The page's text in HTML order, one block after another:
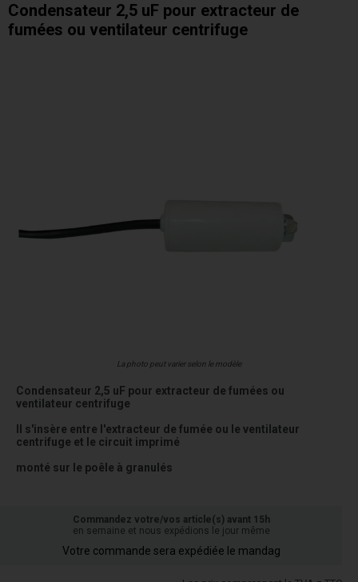
Condensateur 2,5 uF pour extracteur de
fumées ou ventilateur centrifuge
La photo peut varier selon le modèle
Condensateur 2,5 uF pour extracteur de fumées ou
ventilateur centrifuge
Il s'insère entre l'extracteur de fumée ou le ventilateur
centrifuge et le circuit imprimé
monté sur le poêle à granulés
Commandez votre/vos article(s) avant 15h
en semaine et nous expédions le jour même
Votre commande sera expédiée le mandag